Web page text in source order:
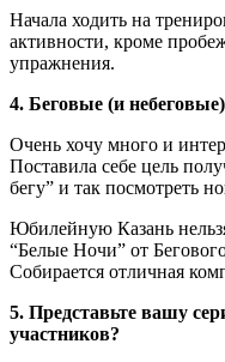
Начала ходить на
активности, кроме
упражнения.
4. Беговые (и
Очень хочу много и
Поставила себе цель
бегу” и так посмотреть
Юбилейную Казань
“Белые Ночи” от
Собирается отличная
5. Представьте вашу
участников?